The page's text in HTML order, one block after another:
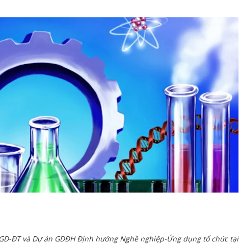
ĐT và Dự án GDĐH Định hướng Nghề nghiệp-Ứng dụng tổ chức tại